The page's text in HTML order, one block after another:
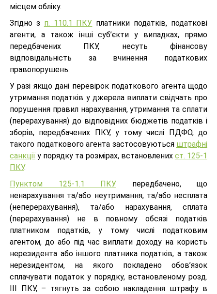
місцем обліку.
Згідно з п. 110.1 ПКУ платники податків, податкові
агенти, а також інші суб’єкти у випадках, прямо
передбачених ПКУ, несуть фінансову
відповідальність за вчинення податкових
правопорушень.
У разі якщо дані перевірок податкового агента щодо
утримання податків у джерела виплати свідчать про
порушення правил нарахування, утримання та сплати
(перерахування) до відповідних бюджетів податків і
зборів, передбачених ПКУ, у тому числі ПДФО, до
такого податкового агента застосовуються штрафні
санкції у порядку та розмірах, встановлених ст. 125-1
ПКУ.
Пунктом 125-1.1 ПКУ передбачено, що
ненарахування та/або неутримання, та/або несплата
(неперерахування), та/або нарахування, сплата
(перерахування) не в повному обсязі податків
платником податків, у тому числі податковим
агентом, до або під час виплати доходу на користь
нерезидента або іншого платника податків, а також
нерезидентом, на якого покладено обов’язок
сплачувати податок у порядку, встановленому розд.
III ПКУ, – тягнуть за собою накладення штрафу в